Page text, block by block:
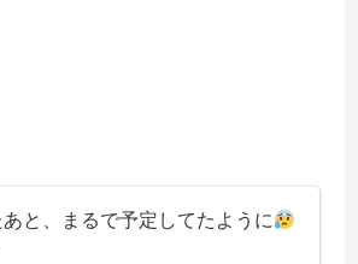
と、まるで予定してたように